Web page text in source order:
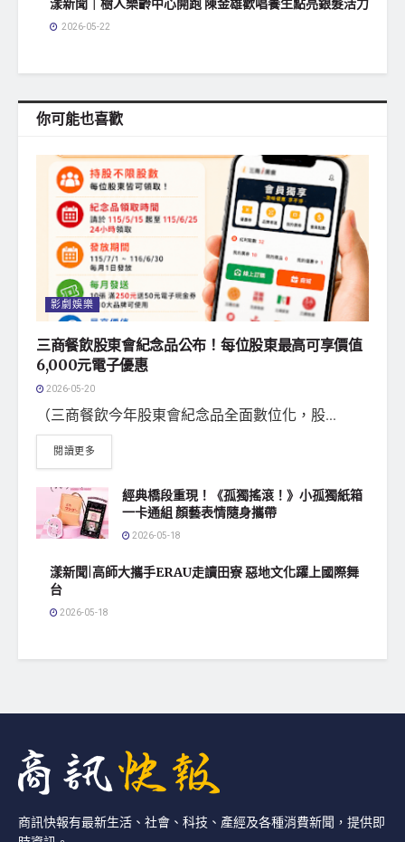
漾新聞｜樹人樂齡中心開跑 陳金雄歡唱養生點亮銀髮活力
2026-05-22
你可能也喜歡
影劇娛樂
三商餐飲股東會紀念品公布！每位股東最高可享價值
6,000元電子優惠
2026-05-20
（三商餐飲今年股東會紀念品全面數位化，股...
閱讀更多
經典橋段重現！《孤獨搖滾！》小孤獨紙箱
一卡通組 顏藝表情隨身攜帶
2026-05-18
漾新聞|高師大攜手ERAU走讀田寮 惡地文化躍上國際舞
台
2026-05-18
商訊快報有最新生活、社會、科技、產經及各種消費新聞，提供即